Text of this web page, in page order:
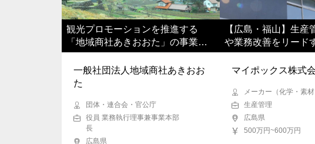
観光プロモーションを推進する
「地域商社あきおおた」の事業総
括を担っていただきます
一般社団法人地域商社あきおお
た
団体・連合会・官公庁
役員 業務執行理事兼事業本部
長
広島県
【広島・福山】生産
や業務改善をリード
へ
マイポックス株式
メーカー（化学・素材
生産管理
広島県
500万円~600万円